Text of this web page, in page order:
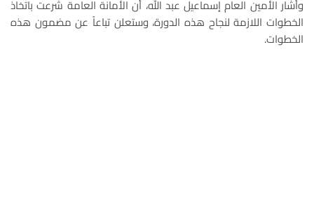
وأشار الأمين العام إسماعيل عبد الله، أن الأمانة العامة شرعت باتخاذ
الخطوات اللازمة لنجاح هذه الدورة، وستعلن تباعاً عن مضمون هذه
الخطوات.